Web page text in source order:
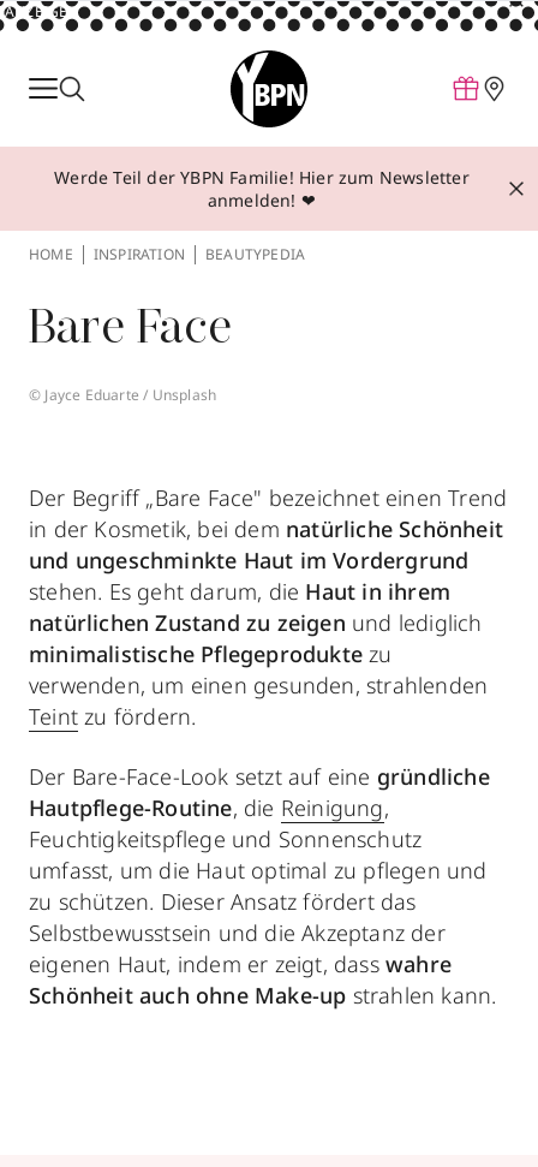
ANZEIGE
Parfum
Make-up
Behandlungen
Über YBPN
Aktionen
Werde Teil der YBPN Familie! Hier zum Newsletter
anmelden! ❤
HOME INSPIRATION BEAUTYPEDIA
Bare Face
© Jayce Eduarte / Unsplash
Der Begriff „Bare Face" bezeichnet einen Trend
in der Kosmetik, bei dem natürliche Schönheit
und ungeschminkte Haut im Vordergrund
stehen. Es geht darum, die Haut in ihrem
natürlichen Zustand zu zeigen und lediglich
minimalistische Pflegeproduktezu
verwenden, um einen gesunden, strahlenden
Teint zu fördern.
Der Bare-Face-Look setzt auf eine gründliche
Hautpflege-Routine, die Reinigung,
Feuchtigkeitspflege und Sonnenschutz
umfasst, um die Haut optimal zu pflegen und
zu schützen. Dieser Ansatz fördert das
Selbstbewusstsein und die Akzeptanz der
eigenen Haut, indem er zeigt, dass wahre
Schönheit auch ohne Make-up strahlen kann.